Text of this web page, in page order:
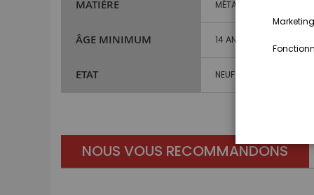
MATIÈRE MÉTAL ET PLASTIQUE
ÂGE MINIMUM 14 ANS ET PLUS
ETAT NEUF
NOUS VOUS RECOMMANDONS